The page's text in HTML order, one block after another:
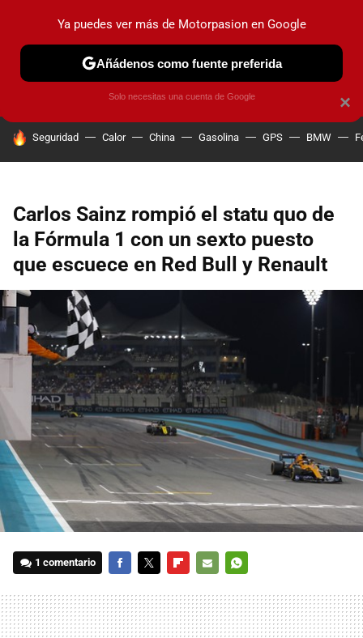
PRUEBAS COCHES ELÉCTRICOS OBSERVATORIO
HOY SE HABLA DE
Seguridad Calor China Gasolina GPS BMW
Carlos Sainz rompió el statu quo de
la Fórmula 1 con un sexto puesto
que escuece en Red Bull y Renault
1 comentario
MAIL
×
Ya puedes ver más de Motorpasion en Google
Añádenos como fuente preferida
Solo necesitas una cuenta de Google